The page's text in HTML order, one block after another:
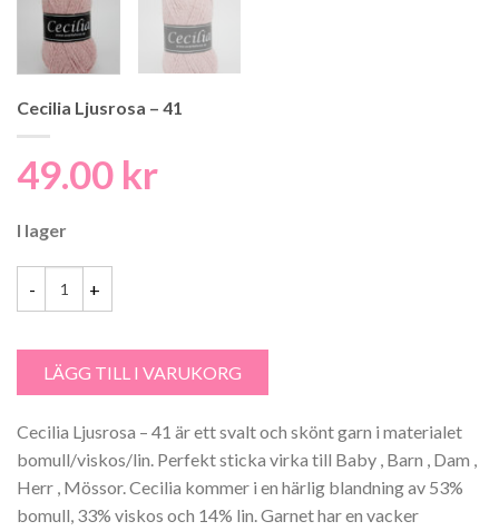
Cecilia Ljusrosa – 41
49.00 kr
I lager
LÄGG TILL I VARUKORG
Cecilia Ljusrosa – 41 är ett svalt och skönt garn i materialet
bomull/viskos/lin. Perfekt sticka virka till Baby , Barn , Dam ,
Herr , Mössor. Cecilia kommer i en härlig blandning av 53%
bomull, 33% viskos och 14% lin. Garnet har en vacker